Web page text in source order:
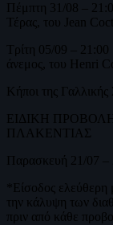
Πέμπτη 31/08 –
Τέρας, του Jean
Τρίτη 05/09 –
άνεμος, του Henri
Κήποι της
ΕΙΔΙΚΗ
ΠΛΑΚΕΝΤΙΑΣ
Παρασκευή 21/07 –
*Είσοδος
την κάλυψη των
πριν από κάθε